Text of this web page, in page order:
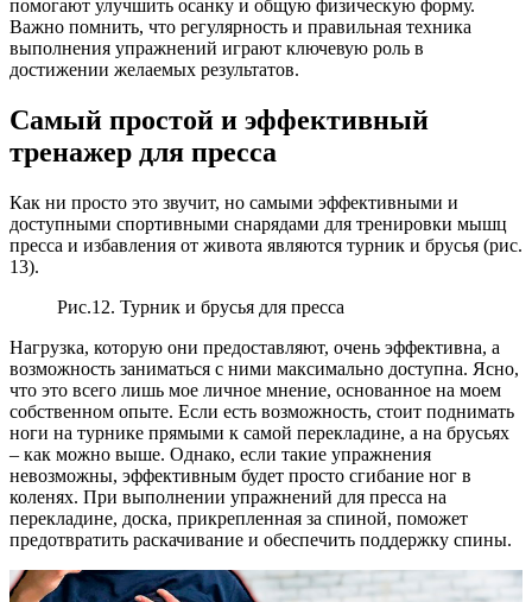
помогают улучшить осанку и общую физическую форму.
Важно помнить, что регулярность и правильная техника
выполнения упражнений играют ключевую роль в
достижении желаемых результатов.
Самый простой и эффективный
тренажер для пресса
Как ни просто это звучит, но самыми эффективными и
доступными спортивными снарядами для тренировки мышц
пресса и избавления от живота являются турник и брусья (рис.
13).
Рис.12. Турник и брусья для пресса
Нагрузка, которую они предоставляют, очень эффективна, а
возможность заниматься с ними максимально доступна. Ясно,
что это всего лишь мое личное мнение, основанное на моем
собственном опыте. Если есть возможность, стоит поднимать
ноги на турнике прямыми к самой перекладине, а на брусьях
– как можно выше. Однако, если такие упражнения
невозможны, эффективным будет просто сгибание ног в
коленях. При выполнении упражнений для пресса на
перекладине, доска, прикрепленная за спиной, поможет
предотвратить раскачивание и обеспечить поддержку спины.